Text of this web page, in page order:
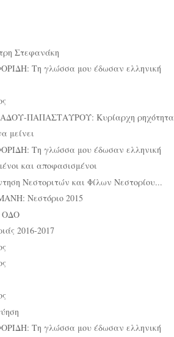
Στεφανάκη
Τη γλώσσα μου έδωσαν ελληνική
ΠΑΠΑΣΤΑΥΡΟΥ: Κυρίαρχη ρηχότητα
μείνει
Τη γλώσσα μου έδωσαν ελληνική
και αποφασισμένοι
Νεστοριτών και Φίλων Νεστορίου...
Νεστόριο 2015
ΟΔΟ
2016-2017
Τη γλώσσα μου έδωσαν ελληνική